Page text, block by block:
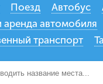
Поезд Автобус
аренда автомобиля
транспорт